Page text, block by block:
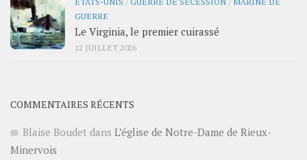
GUERRE
Le Virginia, le premier cuirassé
12 JUILLET 2026
COMMENTAIRES RÉCENTS
Blaise Boudet dans L’église de Notre-Dame de Rieux-
Minervois